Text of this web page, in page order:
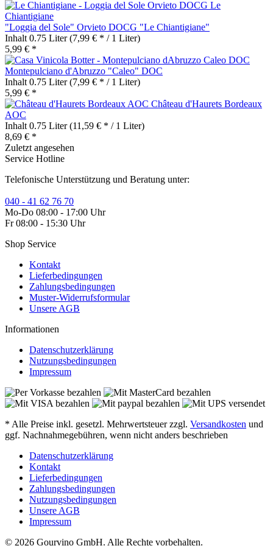
"Loggia del Sole" Orvieto DOCG "Le Chiantigiane"
Inhalt 0.75 Liter(7,99 € * / 1 Liter)
5,99 € *
Montepulciano d'Abruzzo "Caleo" DOC
Inhalt 0.75 Liter(7,99 € * / 1 Liter)
5,99 € *
Château d'Haurets Bordeaux
AOC
Inhalt 0.75 Liter(11,59 € * / 1 Liter)
8,69 € *
Zuletzt angesehen
Service Hotline
Telefonische Unterstützung und Beratung unter:
040 - 41 62 76 70
Mo-Do 08:00 - 17:00 Uhr
Fr 08:00 - 15:30 Uhr
Shop Service
Kontakt
Lieferbedingungen
Zahlungsbedingungen
Muster-Widerrufsformular
Unsere AGB
Informationen
Datenschutzerklärung
Nutzungsbedingungen
Impressum
* Alle Preise inkl. gesetzl. Mehrwertsteuer zzgl. Versandkosten und
ggf. Nachnahmegebühren, wenn nicht anders beschrieben
Datenschutzerklärung
Kontakt
Lieferbedingungen
Zahlungsbedingungen
Nutzungsbedingungen
Unsere AGB
Impressum
© 2026 Gourvino GmbH. Alle Rechte vorbehalten.